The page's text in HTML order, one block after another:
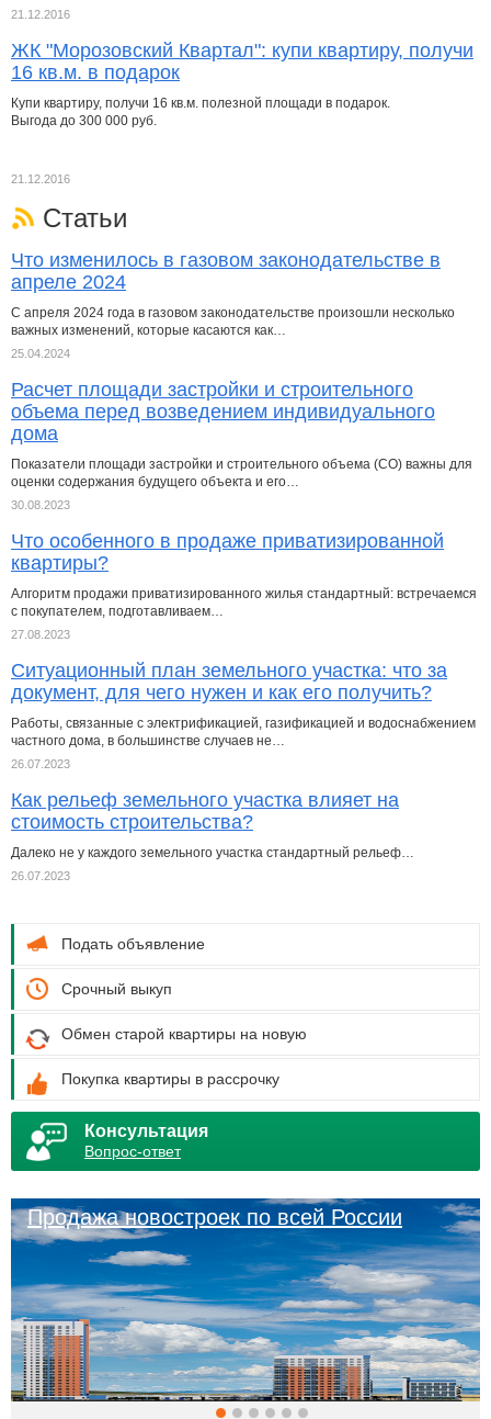
21.12.2016
ЖК "Морозовский Квартал": купи квартиру, получи
16 кв.м. в подарок
Купи квартиру, получи 16 кв.м. полезной площади в подарок.
Выгода до 300 000 руб.
21.12.2016
Статьи
Что изменилось в газовом законодательстве в
апреле 2024
С апреля 2024 года в газовом законодательстве произошли несколько
важных изменений, которые касаются как…
25.04.2024
Расчет площади застройки и строительного
объема перед возведением индивидуального
дома
Показатели площади застройки и строительного объема (СО) важны для
оценки содержания будущего объекта и его…
30.08.2023
Что особенного в продаже приватизированной
квартиры?
Алгоритм продажи приватизированного жилья стандартный: встречаемся
с покупателем, подготавливаем…
27.08.2023
Ситуационный план земельного участка: что за
документ, для чего нужен и как его получить?
Работы, связанные с электрификацией, газификацией и водоснабжением
частного дома, в большинстве случаев не…
26.07.2023
Как рельеф земельного участка влияет на
стоимость строительства?
Далеко не у каждого земельного участка стандартный рельеф…
26.07.2023
Подать объявление
Срочный выкуп
Обмен старой квартиры на новую
Покупка квартиры в рассрочку
Консультация
Вопрос-ответ
Продажа новостроек по всей России